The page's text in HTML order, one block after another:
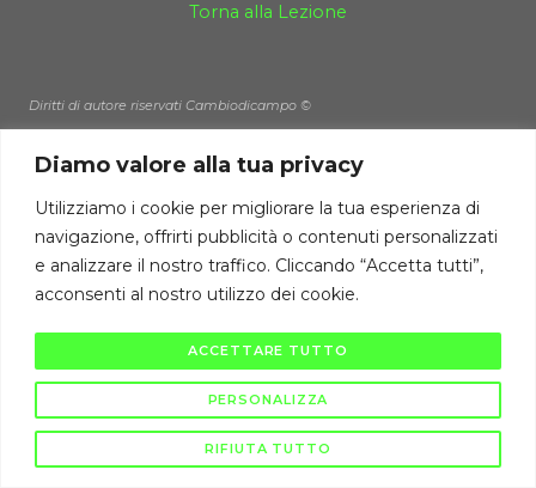
Diamo valore alla tua privacy
Utilizziamo i cookie per migliorare la tua esperienza di
navigazione, offrirti pubblicità o contenuti personalizzati
e analizzare il nostro traffico. Cliccando “Accetta tutti”,
acconsenti al nostro utilizzo dei cookie.
PERSONALIZZA
RIFIUTA TUTTO
ACCETTARE TUTTO
Torna alla Lezione
Diritti di autore riservati Cambiodicampo ©
ai sensi di legge.